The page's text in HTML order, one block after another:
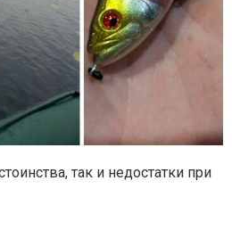
так и недостатки при